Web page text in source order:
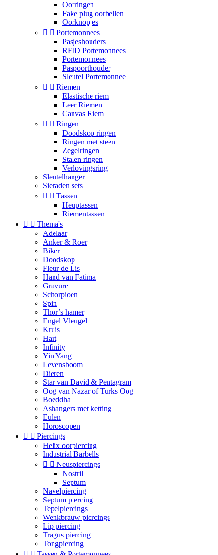
Oorringen
Fake plug oorbellen
Oorknopjes
  Portemonnees
Pasjeshouders
RFID Portemonnees
Portemonnees
Paspoorthouder
Sleutel Portemonnee
  Riemen
Elastische riem
Leer Riemen
Canvas Riem
  Ringen
Doodskop ringen
Ringen met steen
Zegelringen
Stalen ringen
Verlovingsring
Sleutelhanger
Sieraden sets
  Tassen
Heuptassen
Riementassen
  Thema's
Adelaar
Anker & Roer
Biker
Doodskop
Fleur de Lis
Hand van Fatima
Gravure
Schorpioen
Spin
Thor’s hamer
Engel Vleugel
Kruis
Hart
Infinity
Yin Yang
Levensboom
Dieren
Star van David & Pentagram
Oog van Nazar of Turks Oog
Boeddha
Ashangers met ketting
Eulen
Horoscopen
  Piercings
Helix oorpiercing
Industrial Barbells
  Neuspiercings
Nostril
Septum
Navelpiercing
Septum piercing
Tepelpiercings
Wenkbrauw piercings
Lip piercing
Tragus piercing
Tongpiercing